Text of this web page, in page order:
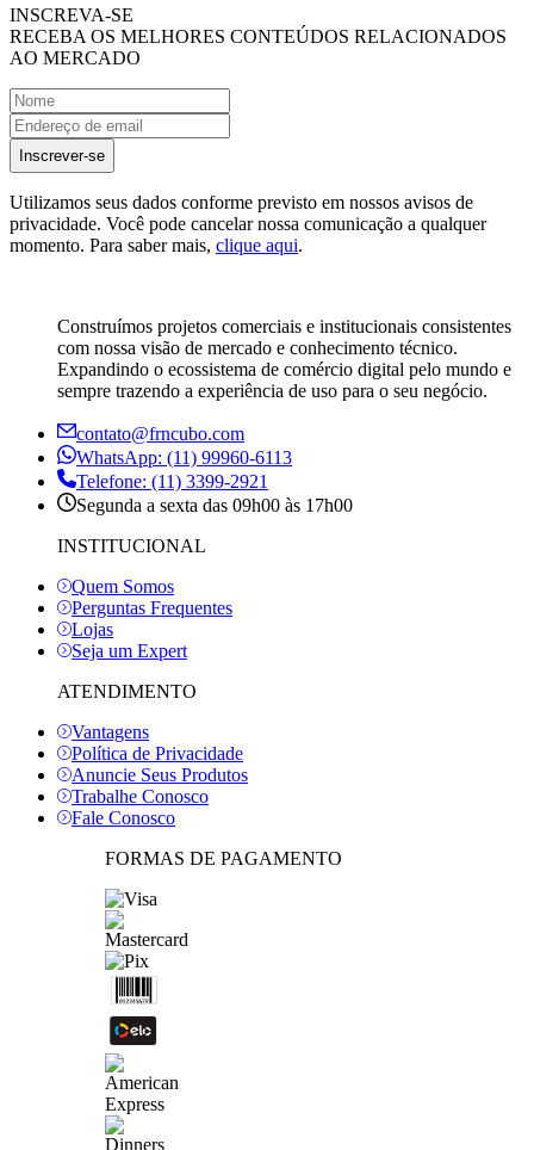
Ver mais
INSCREVA-SE
RECEBA OS MELHORES CONTEÚDOS RELACIONADOS
AO MERCADO
Inscrever-se
Utilizamos seus dados conforme previsto em nossos avisos de
privacidade. Você pode cancelar nossa comunicação a qualquer
momento. Para saber mais, clique aqui.
Construímos projetos comerciais e institucionais consistentes
com nossa visão de mercado e conhecimento técnico.
Expandindo o ecossistema de comércio digital pelo mundo e
sempre trazendo a experiência de uso para o seu negócio.
contato@frncubo.com
WhatsApp: (11) 99960-6113
Telefone: (11) 3399-2921
Segunda a sexta das 09h00 às 17h00
INSTITUCIONAL
Quem Somos
Perguntas Frequentes
Lojas
Seja um Expert
ATENDIMENTO
Vantagens
Política de Privacidade
Anuncie Seus Produtos
Trabalhe Conosco
Fale Conosco
FORMAS DE PAGAMENTO